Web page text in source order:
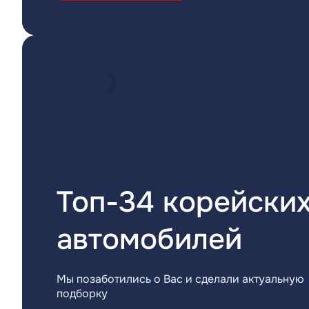
Топ-34
автомобилей
Мы позаботились о Вас и сделали актуальную
подборку